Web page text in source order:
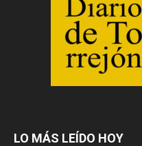
LO MÁS LEÍDO HOY